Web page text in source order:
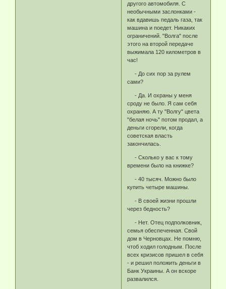
другого автомобиля. С
необычными заслонками -
как вдавишь педаль газа, так
машина и поедет. Никаких
ограничений. "Волга" после
этого на второй передаче
выжимала 120 километров в
час!
- До сих пор за рулем
сами?
- Да. И охраны у меня
сроду не было. Я сам себя
охраняю. А ту "Волгу" цвета
"белая ночь" потом продал, а
деньги сгорели, когда
советская власть
закончилась.
- Сколько у вас к тому
времени было на книжке?
- 40 тысяч. Можно было
купить четыре машины.
- В своей жизни прошли
через бедность?
- Нет. Отец подполковник,
семья обеспеченная. Свой
дом в Черновцах. Не помню,
чтоб ходил голодным. После
всех кризисов пришел в себя
- и решил положить деньги в
Банк Украины. А он вскоре
развалился.